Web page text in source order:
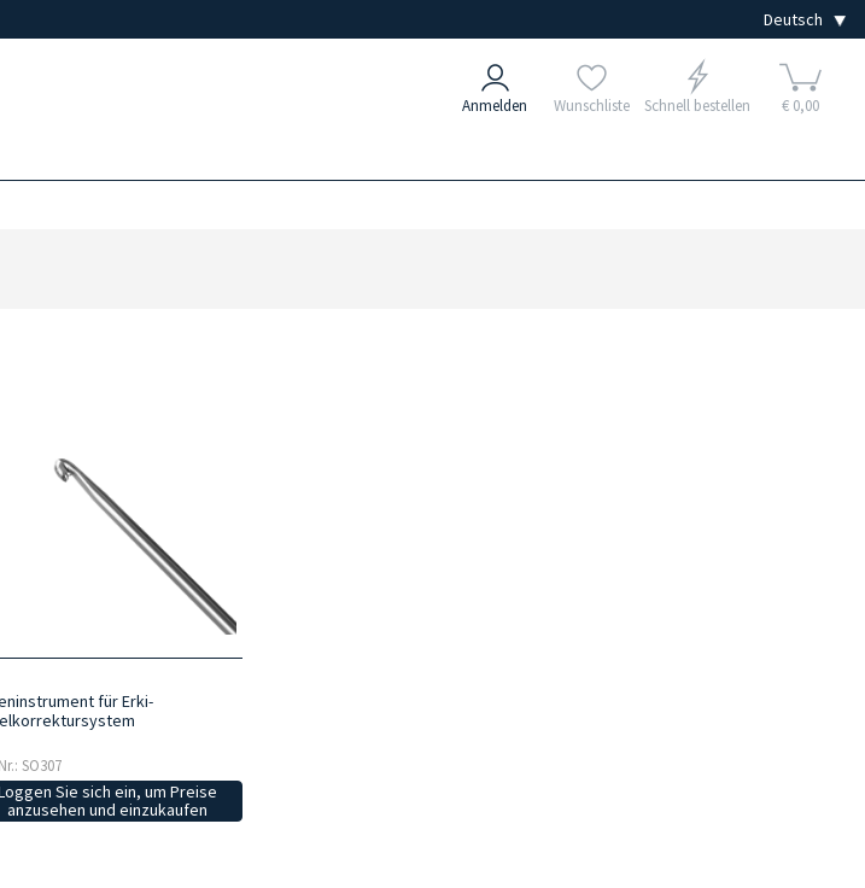
Anmelden Wunschliste Schnell bestellen € 0,00
für Erki-
SO307
Sie sich ein, um Preise
anzusehen und einzukaufen